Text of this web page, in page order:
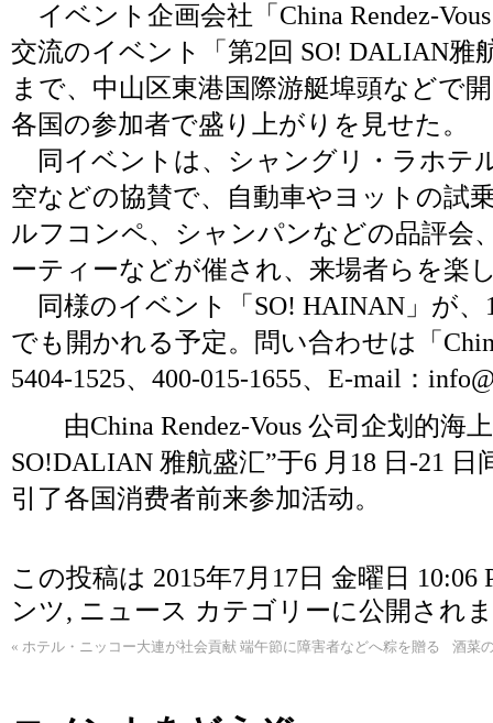
イベント企画会社「China Rendez-
交流のイベント「第2回 SO! DALIAN雅
まで、中山区東港国際游艇埠頭などで
各国の参加者で盛り上がりを見せた。
同イベントは、シャングリ・ラホテ
空などの協賛で、自動車やヨットの試
ルフコンペ、シャンパンなどの品評会
ーティーなどが催され、来場者らを楽
同様のイベント「SO! HAINAN」が、
でも開かれる予定。問い合わせは「
5404-1525、400-015-1655、E-mail：
由China Rendez-Vous 公司企划的海
SO!DALIAN 雅航盛汇”于6 月18 日-21
引了各国消费者前来参加活动。
この投稿は 2015年7月17日 金曜日 10:06
ンツ, ニュース カテゴリーに公開され
« ホテル・ニッコー大連が社会貢献 端午節に障害者などへ粽を贈る 酒菜